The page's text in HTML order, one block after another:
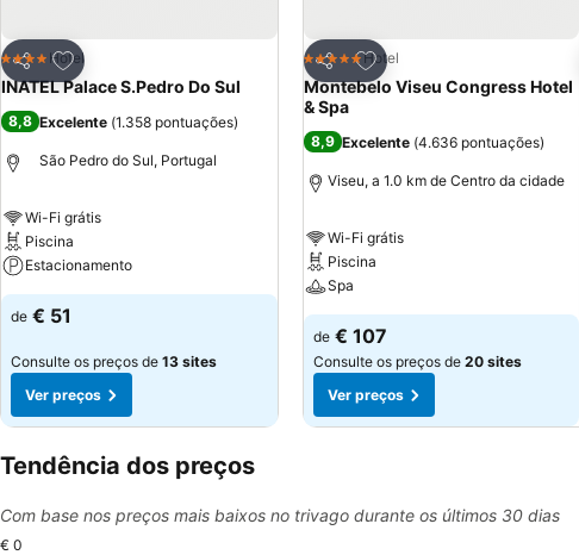
Partilhar
Adicionar aos favoritos
4 EstrelasHotel
INATEL Palace S.Pedro Do Sul
8,8 Excelente (1.358 pontuações)
São Pedro do Sul, Portugal
Wi-Fi grátis
Piscina
Estacionamento
de € 51
Consulte os preços de 13 sites
Ver preços
Partilhar
Adicionar aos favoritos
5 EstrelasHotel
Montebelo Viseu Congress Hotel
& Spa
8,9 Excelente (4.636 pontuações)
Viseu, a 1.0 km de Centro da cidade
Wi-Fi grátis
Piscina
Spa
de € 107
Consulte os preços de 20 sites
Ver preços
Tendência dos preços
Com base nos preços mais baixos no trivago durante os últimos 30 dias
€ 0